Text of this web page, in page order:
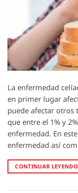
La enfermedad
en primer lugar
puede afectar otros
que entre el 1% y
enfermedad. En
enfermedad así
CONTINUAR LEYENDO